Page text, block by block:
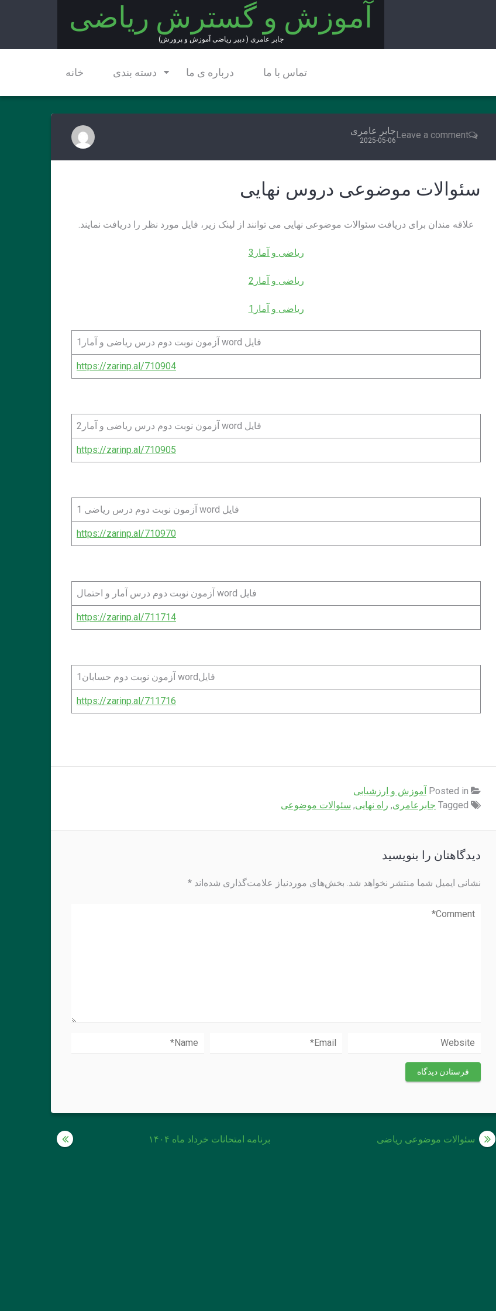
آموزش و گسترش ریاضی
جابر عامری ( دبیر ریاضی آموزش و پرورش)
خانه دسته بندی درباره ی ما تماس با ما
Leave a commentجابر عامری
2025-05-06
سئوالات موضوعی دروس نهایی
علاقه مندان برای دریافت سئوالات موضوعی نهایی می توانند از لینک زیر، فایل مورد نظر را دریافت نمایند.
ریاضی و آمار3
ریاضی و آمار2
ریاضی و آمار1
فایل word آزمون نوبت دوم درس ریاضی و آمار1
https://zarinp.al/710904
فایل word آزمون نوبت دوم درس ریاضی و آمار2
https://zarinp.al/710905
فایل word آزمون نوبت دوم درس ریاضی 1
https://zarinp.al/710970
فایل word آزمون نوبت دوم درس آمار و احتمال
https://zarinp.al/711714
فایلword آزمون نوبت دوم حسابان1
https://zarinp.al/711716
آموزش و ارزشیابی
جابرعامری, راه نهایی, سئوالات موضوعی
دیدگاهتان را بنویسید
نشانی ایمیل شما منتشر نخواهد شد. بخش‌های موردنیاز علامت‌گذاری شده‌اند *
راهبری
برنامه امتحانات خرداد ماه ۱۴۰۴ سئوالات موضوعی ریاضی